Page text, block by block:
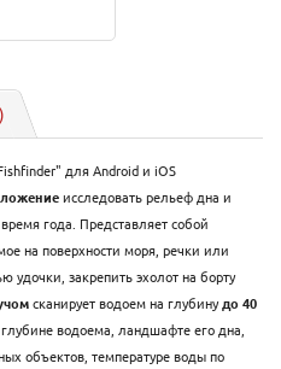
для Android и iOS
исследовать рельеф дна и
года. Представляет собой
на поверхности моря, речки или
удочки, закрепить эхолот на борту
сканирует водоем на глубинудо 40
водоема, ландшафте его дна,
объектов, температуре воды по